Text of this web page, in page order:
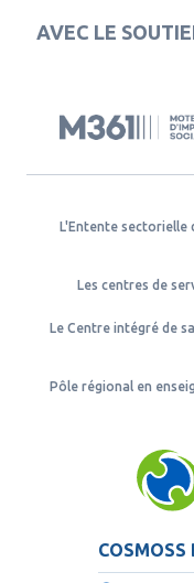
AVEC LE
L'Entente sectorielle
Les centres de
Le Centre intégré de
Pôle régional en